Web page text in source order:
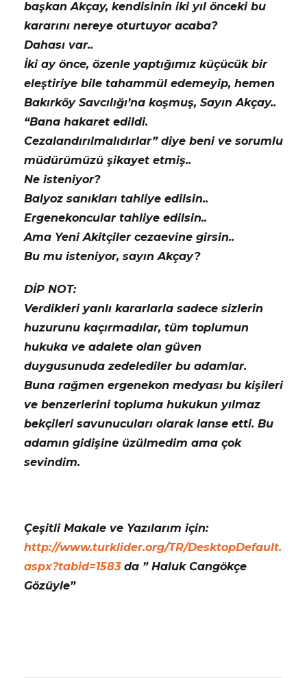
başkan Akçay, kendisinin iki yıl önceki bu
kararını nereye oturtuyor acaba?
Dahası var..
İki ay önce, özenle yaptığımız küçücük bir
eleştiriye bile tahammül edemeyip, hemen
Bakırköy Savcılığı’na koşmuş, Sayın Akçay..
“Bana hakaret edildi.
Cezalandırılmalıdırlar” diye beni ve sorumlu
müdürümüzü şikayet etmiş..
Ne isteniyor?
Balyoz sanıkları tahliye edilsin..
Ergenekoncular tahliye edilsin..
Ama Yeni Akitçiler cezaevine girsin..
Bu mu isteniyor, sayın Akçay?
DİP NOT:
Verdikleri yanlı kararlarla sadece sizlerin
huzurunu kaçırmadılar, tüm toplumun
hukuka ve adalete olan güven
duygusunuda zedelediler bu adamlar.
Buna rağmen ergenekon medyası bu kişileri
ve benzerlerini topluma hukukun yılmaz
bekçileri savunucuları olarak lanse etti. Bu
adamın gidişine üzülmedim ama çok
sevindim.
Çeşitli Makale ve Yazılarım için:
http://www.turklider.org/TR/DesktopDefault.
aspx?tabid=1583da ” Haluk Cangökçe
Gözüyle”